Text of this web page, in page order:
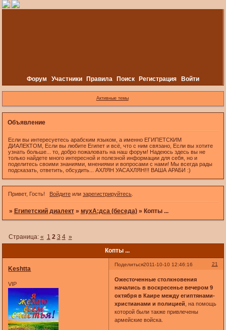
Форум Участники Правила Поиск Регистрация Войти
Активные темы
Объявление
Если вы интересуетесь арабским языком, а именно ЕГИПЕТСКИМ
ДИАЛЕКТОМ, Если вы любите Египет и всё, что с ним связано, Если вы хотите
узнать больше... то, добро пожаловать на наш форум! Надеюсь здесь вы не
только найдете много интересной и полезной информации для себя, но и
поделитесь своими знаниями, мнениями и вопросами с нами! Мы всегда рады
подсказать, ответить, обсудить... АХЛЯН УАСАХЛЯН!!! ВАША АРАБИ :)
Привет, Гость! Войдитеили зарегистрируйтесь.
» Египетский диалект » мухА:дса (беседа) » Копты ...
Копты ...
Страница: « 1 2 3 4 »
Поделиться 21
2011-10-10 12:46:16
Keshtta
VIP
Ожесточенные столкновения
начались в воскресенье вечером 9
октября в Каире между египтянами-
христианами и полицией , на помощь
которой были также привлечены
армейские войска.